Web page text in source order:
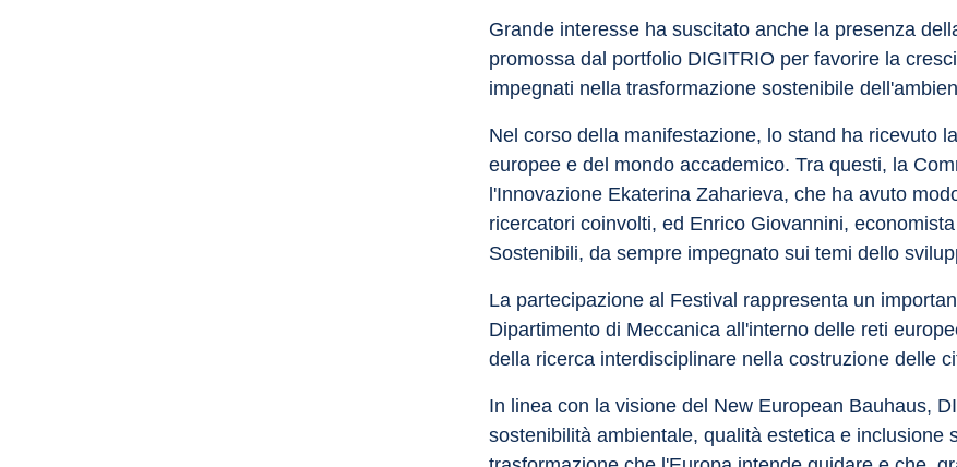
Grande interesse ha suscitato anche la presenza
promossa dal portfolio DIGITRIO per favorire la
impegnati nella trasformazione sostenibile
Nel corso della manifestazione, lo stand ha ricevuto
europee e del mondo accademico. Tra questi, la
l'Innovazione Ekaterina Zaharieva, che ha avuto
ricercatori coinvolti, ed Enrico Giovannini,
Sostenibili, da sempre impegnato sui temi dello
La partecipazione al Festival rappresenta un
Dipartimento di Meccanica all'interno delle reti
della ricerca interdisciplinare nella costruzione delle
In linea con la visione del New European Bauhaus,
sostenibilità ambientale, qualità estetica e